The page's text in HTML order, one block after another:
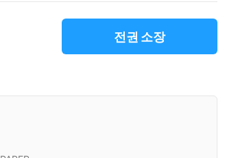
전권 소장